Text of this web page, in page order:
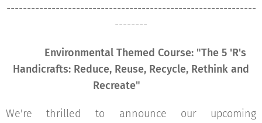
-------------------------------------------------------------
--------
Environmental Themed Course: "The 5 'R's
Handicrafts: Reduce, Reuse, Recycle, Rethink and
Recreate"
We're thrilled to announce our upcoming